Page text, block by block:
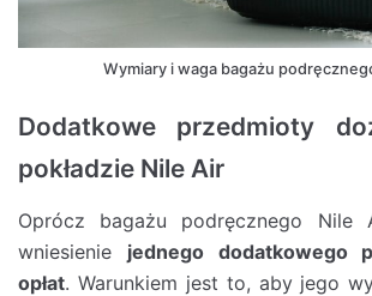
Wymiary i waga bagażu
Dodatkowe przedmioty
pokładzie Nile Air
Oprócz bagażu podręcznego Nile
wniesienie jednego dodatkowego
opłat. Warunkiem jest to, aby jego